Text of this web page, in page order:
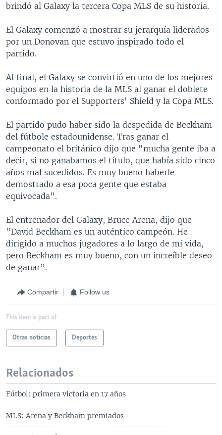
brindó al Galaxy la tercera Copa MLS de su historia.
El Galaxy comenzó a mostrar su jerarquía liderados
por un Donovan que estuvo inspirado todo el
partido.
Al final, el Galaxy se convirtió en uno de los mejores
equipos en la historia de la MLS al ganar el doblete
conformado por el Supporters' Shield y la Copa MLS.
El partido pudo haber sido la despedida de Beckham
del fútbole estadounidense. Tras ganar el
campeonato el británico dijo que "mucha gente iba a
decir, si no ganabamos el título, que había sido cinco
años mal sucedidos. Es muy bueno haberle
demostrado a esa poca gente que estaba
equivocada".
El entrenador del Galaxy, Bruce Arena, dijo que
"David Beckham es un auténtico campeón. He
dirigido a muchos jugadores a lo largo de mi vida,
pero Beckham es muy bueno, con un increíble deseo
de ganar”.
Compartir Follow us
This item is part of
Otras noticias Deportes
Relacionados
Fútbol: primera victoria en 17 años
MLS: Arena y Beckham premiados